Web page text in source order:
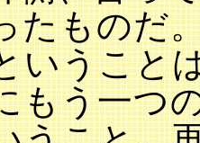
たものだ
いうこと
もう一つ